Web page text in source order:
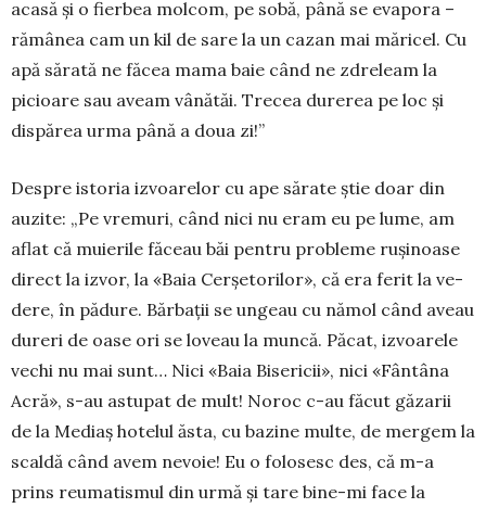
acasă și o fierbea molcom, pe sobă, până se evapora –
ră­mânea cam un kil de sare la un cazan mai mări­cel. Cu
apă sărată ne făcea mama baie când ne zdreleam la
picioare sau aveam vânătăi. Trecea durerea pe loc și
dispărea urma până a doua zi!”
Despre istoria izvoarelor cu ape sărate știe doar din
auzite: „Pe vremuri, când nici nu eram eu pe lume, am
aflat că muierile făceau băi pentru probleme ru­și­noase
direct la izvor, la «Baia Cerșetorilor», că era ferit la ve­
dere, în pădure. Bărbații se un­geau cu nămol când aveau
du­reri de oase ori se loveau la muncă. Păcat, izvoarele
vechi nu mai sunt… Nici «Baia Bise­ricii», nici «Fântâna
Acră», s-au astupat de mult! Noroc c-au făcut găzarii
de la Mediaș hotelul ăsta, cu bazine multe, de mergem la
scaldă când avem nevoie! Eu o folosesc des, că m-a
prins reumatismul din urmă și tare bine-mi face la